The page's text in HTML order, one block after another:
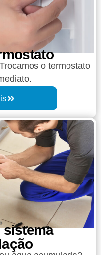
o termostato
sistema